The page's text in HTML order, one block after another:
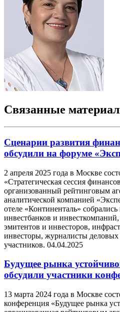
Связанные
Сценарии развития
обсудили на форуме
2 апреля 2025 года в Москве
«Стратегическая сессия
организованный рейтинговым
аналитической компанией
отеле «Континенталь» собрались
инвестбанков и
эмитентов и инвесторов,
инвесторы, журналисты деловых
участников. 04.04.2025
Будущее рынка
обсудили участники
13 марта 2024 года в Москве
конференция «Будущее рынка